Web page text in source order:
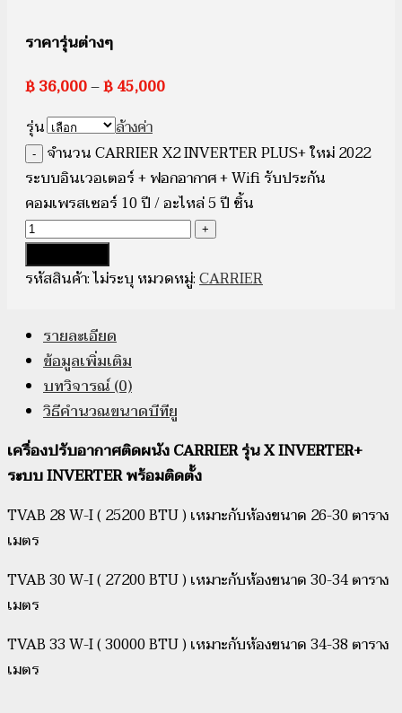
ราคารุ่นต่างๆ
฿36,000–฿45,000
รุ่น
ล้างค่า
จำนวน CARRIER X2 INVERTER PLUS+ ใหม่ 2022
ระบบอินเวอเตอร์ + ฟอกอากาศ + Wifi รับประกัน
คอมเพรสเซอร์ 10 ปี / อะไหล่ 5 ปี ชิ้น
รหัสสินค้า:ไม่ระบุหมวดหมู่:CARRIER
รายละเอียด
ข้อมูลเพิ่มเติม
บทวิจารณ์ (0)
วิธีคำนวณขนาดบีทียู
เครื่องปรับอากาศติดผนัง CARRIER รุ่น X INVERTER+
ระบบ INVERTER พร้อมติดตั้ง
TVAB 28 W-I ( 25200 BTU ) เหมาะกับห้องขนาด 26-30 ตาราง
เมตร
TVAB 30 W-I ( 27200 BTU ) เหมาะกับห้องขนาด 30-34 ตาราง
เมตร
TVAB 33 W-I ( 30000 BTU ) เหมาะกับห้องขนาด 34-38 ตาราง
เมตร